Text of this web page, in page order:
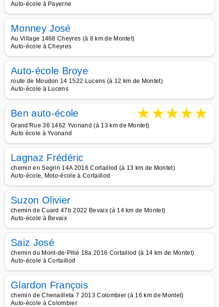
Auto-école à Payerne
Monney José
Au Village 1468 Cheyres (à 8 km de Montet)
Auto-école à Cheyres
Auto-école Broye
route de Moudon 14 1522 Lucens (à 12 km de Montet)
Auto-école à Lucens
Ben auto-école ★★★★★
Grand'Rue 36 1462 Yvonand (à 13 km de Montet)
Auto école à Yvonand
Lagnaz Frédéric
chemin en Segrin 14A 2016 Cortaillod (à 13 km de Montet)
Auto-école, Moto-école à Cortaillod
Suzon Olivier
chemin de Cuard 47b 2022 Bevaix (à 14 km de Montet)
Auto-école à Bevaix
Saiz José
chemin du Mont-de-Pitié 18a 2016 Cortaillod (à 14 km de Montet)
Auto-école à Cortaillod
Glardon François
chemin de Chenailleta 7 2013 Colombier (à 16 km de Montet)
Auto-école à Colombier